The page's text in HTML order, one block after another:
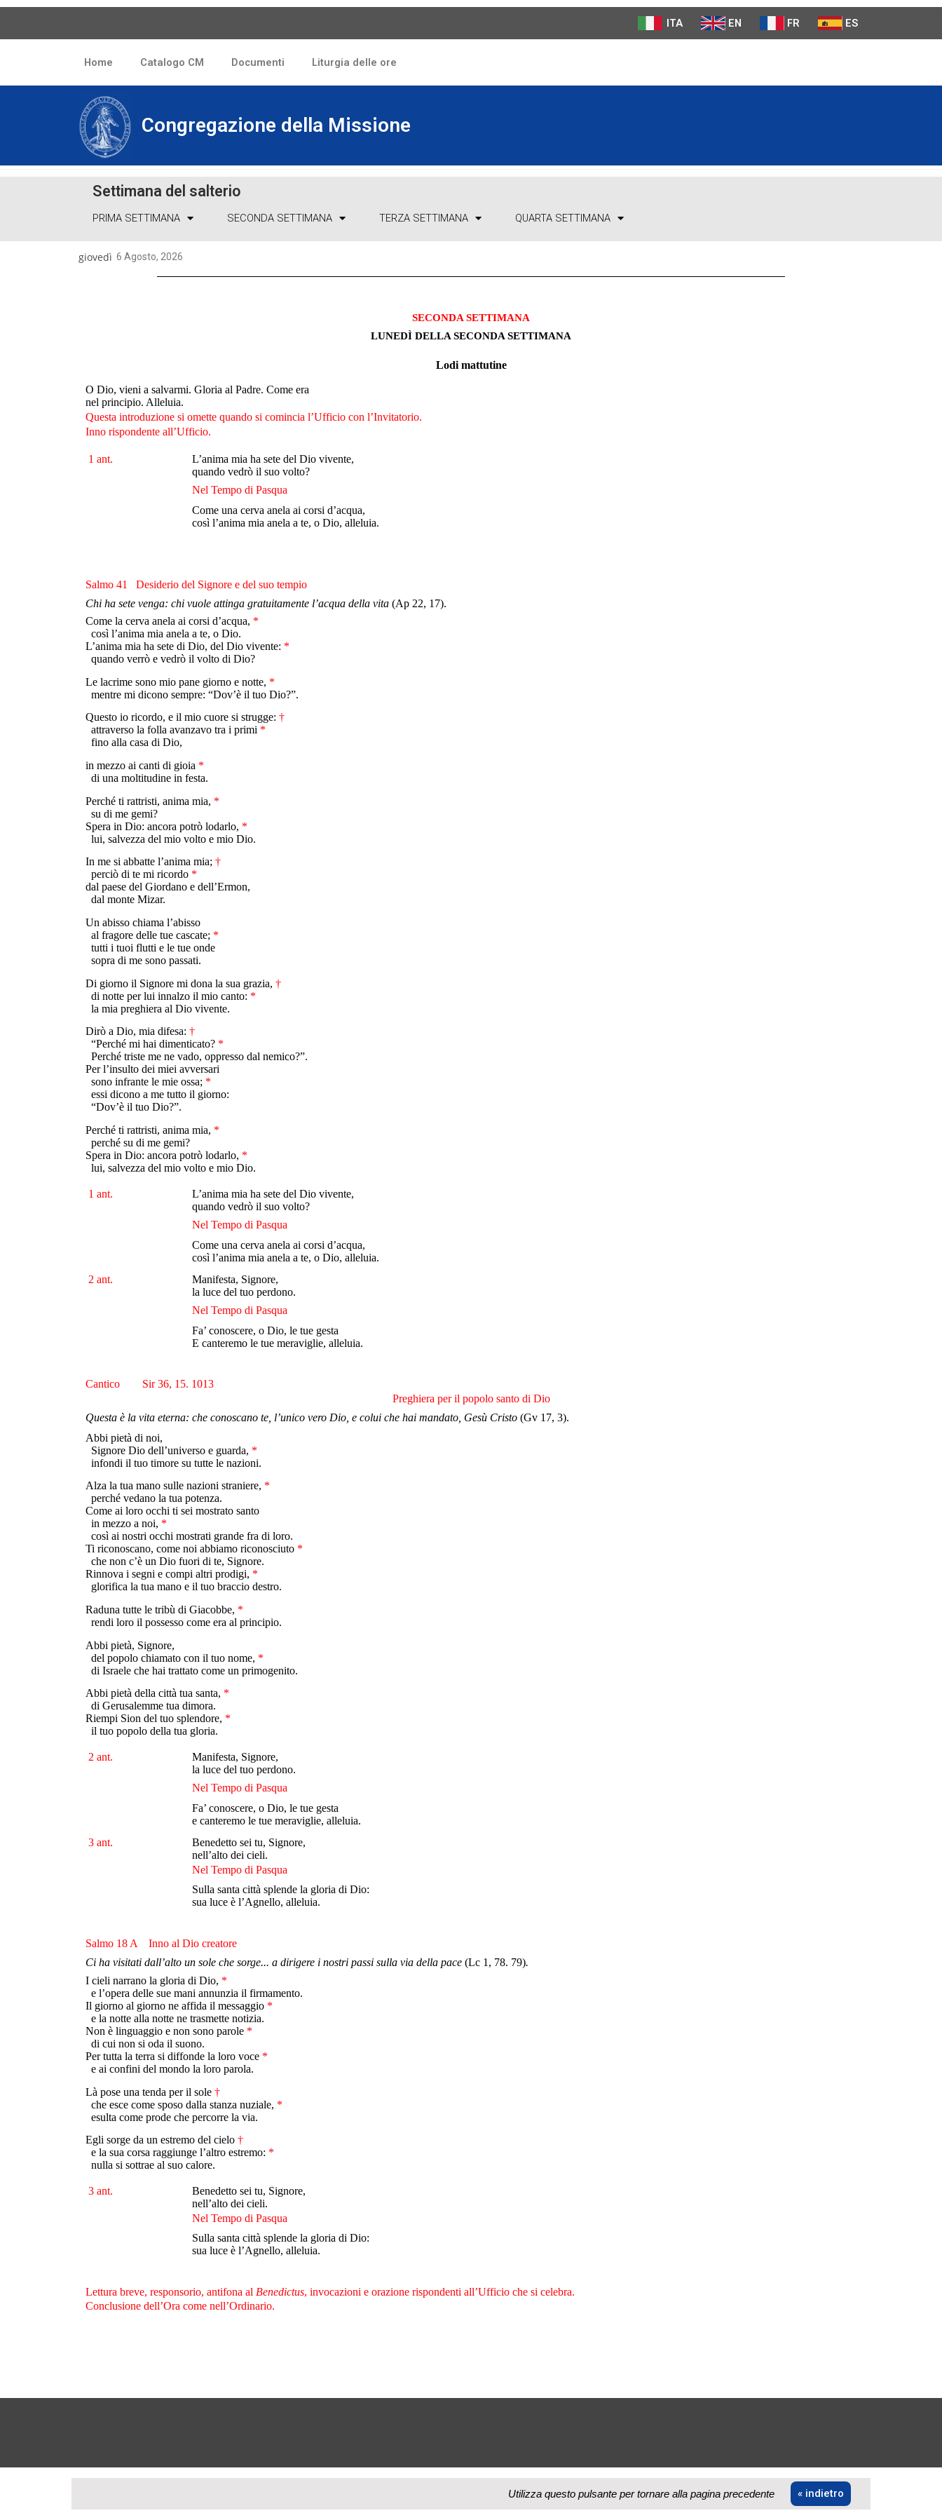
ITA EN FR ES
Home Catalogo CM Documenti Liturgia delle ore
Congregazione della Missione
Settimana del salterio
PRIMA SETTIMANA SECONDA SETTIMANA TERZA SETTIMANA QUARTA SETTIMANA
giovedì 6 Agosto, 2026
SECONDA SETTIMANA
LUNEDÌ DELLA SECONDA SETTIMANA
Lodi mattutine
O Dio, vieni a salvarmi. Gloria al Padre. Come era
nel principio. Alleluia.
Questa introduzione si omette quando si comincia l’Ufficio con l’Invitatorio.
Inno rispondente all’Ufficio.
1 ant.
L’anima mia ha sete del Dio vivente,
quando vedrò il suo volto?
Nel Tempo di Pasqua
Come una cerva anela ai corsi d’acqua,
così l’anima mia anela a te, o Dio, alleluia.
Salmo 41 Desiderio del Signore e del suo tempio
Chi ha sete venga: chi vuole attinga gratuitamente l’acqua della vita (Ap 22, 17).
Come la cerva anela ai corsi d’acqua, *
così l’anima mia anela a te, o Dio.
L’anima mia ha sete di Dio, del Dio vivente: *
quando verrò e vedrò il volto di Dio?
Le lacrime sono mio pane giorno e notte, *
mentre mi dicono sempre: “Dov’è il tuo Dio?”.
Questo io ricordo, e il mio cuore si strugge: †
attraverso la folla avanzavo tra i primi *
fino alla casa di Dio,
in mezzo ai canti di gioia *
di una moltitudine in festa.
Perché ti rattristi, anima mia, *
su di me gemi?
Spera in Dio: ancora potrò lodarlo, *
lui, salvezza del mio volto e mio Dio.
In me si abbatte l’anima mia; †
perciò di te mi ricordo *
dal paese del Giordano e dell’Ermon,
dal monte Mizar.
Un abisso chiama l’abisso
al fragore delle tue cascate; *
tutti i tuoi flutti e le tue onde
sopra di me sono passati.
Di giorno il Signore mi dona la sua grazia, †
di notte per lui innalzo il mio canto: *
la mia preghiera al Dio vivente.
Dirò a Dio, mia difesa: †
“Perché mi hai dimenticato? *
Perché triste me ne vado, oppresso dal nemico?”.
Per l’insulto dei miei avversari
sono infrante le mie ossa; *
essi dicono a me tutto il giorno:
“Dov’è il tuo Dio?”.
Perché ti rattristi, anima mia, *
perché su di me gemi?
Spera in Dio: ancora potrò lodarlo, *
lui, salvezza del mio volto e mio Dio.
1 ant.
L’anima mia ha sete del Dio vivente,
quando vedrò il suo volto?
Nel Tempo di Pasqua
Come una cerva anela ai corsi d’acqua,
così l’anima mia anela a te, o Dio, alleluia.
2 ant.
Manifesta, Signore,
la luce del tuo perdono.
Nel Tempo di Pasqua
Fa’ conoscere, o Dio, le tue gesta
E canteremo le tue meraviglie, alleluia.
Cantico Sir 36, 15. 1013
Preghiera per il popolo santo di Dio
Questa è la vita eterna: che conoscano te, l’unico vero Dio, e colui che hai mandato, Gesù Cristo (Gv 17, 3).
Abbi pietà di noi,
Signore Dio dell’universo e guarda, *
infondi il tuo timore su tutte le nazioni.
Alza la tua mano sulle nazioni straniere, *
perché vedano la tua potenza.
Come ai loro occhi ti sei mostrato santo
in mezzo a noi, *
così ai nostri occhi mostrati grande fra di loro.
Ti riconoscano, come noi abbiamo riconosciuto *
che non c’è un Dio fuori di te, Signore.
Rinnova i segni e compi altri prodigi, *
glorifica la tua mano e il tuo braccio destro.
Raduna tutte le tribù di Giacobbe, *
rendi loro il possesso come era al principio.
Abbi pietà, Signore,
del popolo chiamato con il tuo nome, *
di Israele che hai trattato come un primogenito.
Abbi pietà della città tua santa, *
di Gerusalemme tua dimora.
Riempi Sion del tuo splendore, *
il tuo popolo della tua gloria.
2 ant.
Manifesta, Signore,
la luce del tuo perdono.
Nel Tempo di Pasqua
Fa’ conoscere, o Dio, le tue gesta
e canteremo le tue meraviglie, alleluia.
3 ant.
Benedetto sei tu, Signore,
nell’alto dei cieli.
Nel Tempo di Pasqua
Sulla santa città splende la gloria di Dio:
sua luce è l’Agnello, alleluia.
Salmo 18 A Inno al Dio creatore
Ci ha visitati dall’alto un sole che sorge... a dirigere i nostri passi sulla via della pace (Lc 1, 78. 79).
I cieli narrano la gloria di Dio, *
e l’opera delle sue mani annunzia il firmamento.
Il giorno al giorno ne affida il messaggio *
e la notte alla notte ne trasmette notizia.
Non è linguaggio e non sono parole *
di cui non si oda il suono.
Per tutta la terra si diffonde la loro voce *
e ai confini del mondo la loro parola.
Là pose una tenda per il sole †
che esce come sposo dalla stanza nuziale, *
esulta come prode che percorre la via.
Egli sorge da un estremo del cielo †
e la sua corsa raggiunge l’altro estremo: *
nulla si sottrae al suo calore.
3 ant.
Benedetto sei tu, Signore,
nell’alto dei cieli.
Nel Tempo di Pasqua
Sulla santa città splende la gloria di Dio:
sua luce è l’Agnello, alleluia.
Lettura breve, responsorio, antifona al Benedictus, invocazioni e orazione rispondenti all’Ufficio che si celebra.
Conclusione dell’Ora come nell’Ordinario.
Utilizza questo pulsante per tornare alla pagina precedente « indietro